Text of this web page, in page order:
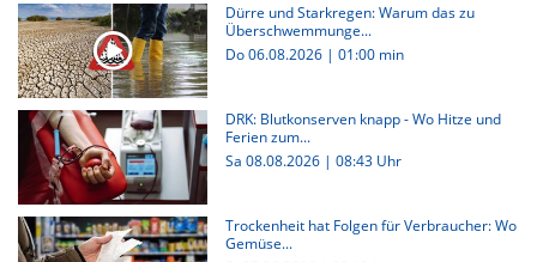
Dürre und Starkregen: Warum das zu
Überschwemmunge...
Do 06.08.2026 |01:00 min
DRK: Blutkonserven knapp - Wo Hitze und
Ferien zum...
Sa 08.08.2026 | 08:43 Uhr
Trockenheit hat Folgen für Verbraucher: Wo
Gemüse...